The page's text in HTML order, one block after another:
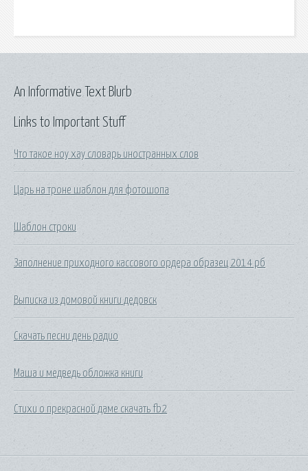
Links to Important Stuff
Что такое ноу хау словарь иностранных слов
Царь на троне шаблон для фотошопа
Шаблон строки
Заполнение приходного кассового ордера образец 2014 рб
Выписка из домовой книги дедовск
Скачать песни день радио
Маша и медведь обложка книги
Стихи о прекрасной даме скачать fb2
An Informative Text Blurb